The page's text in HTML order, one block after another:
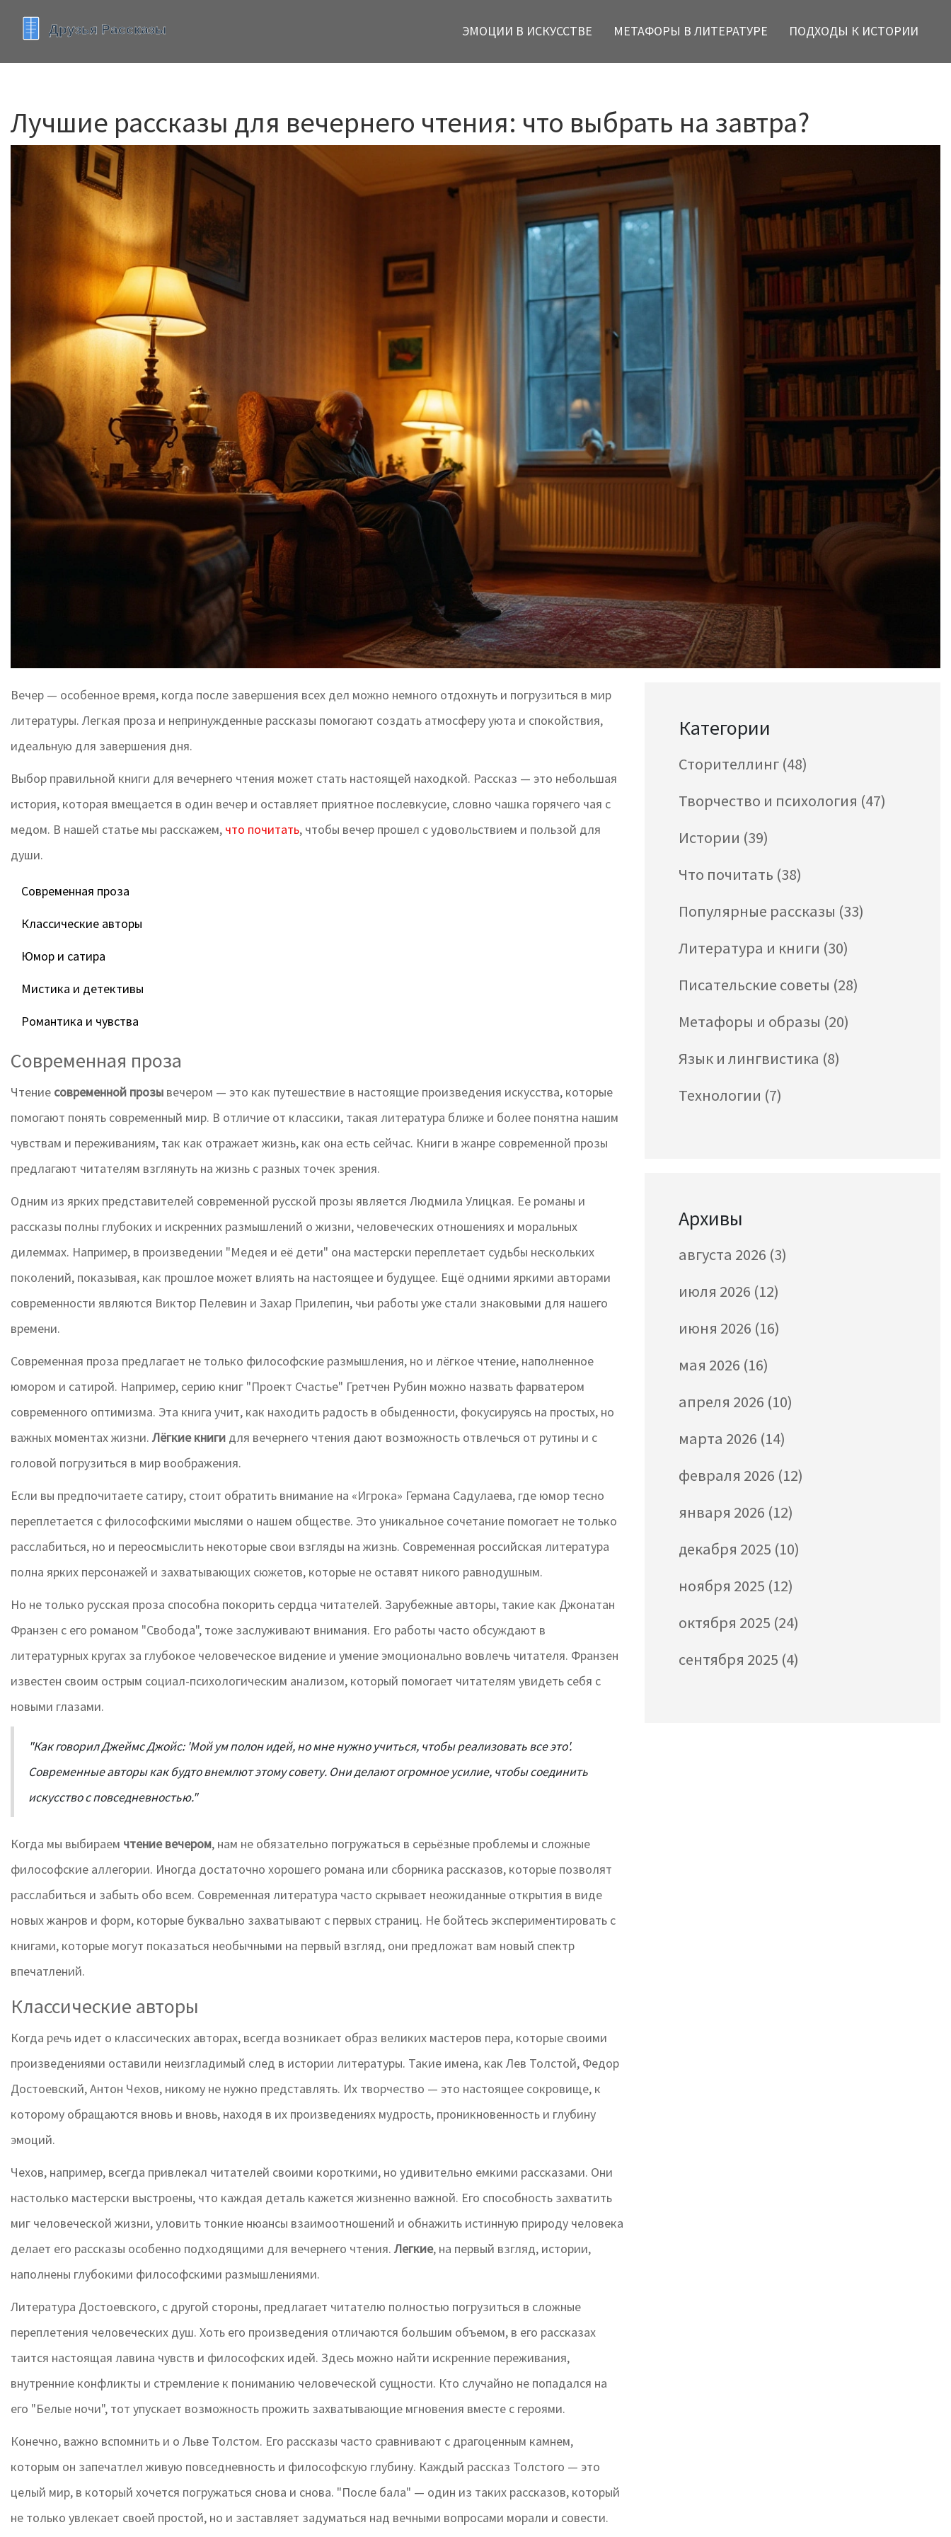
ЭМОЦИИ В ИСКУССТВЕ МЕТАФОРЫ В ЛИТЕРАТУРЕ ПОДХОДЫ К ИСТОРИИ
Лучшие рассказы для вечернего чтения: что выбрать на завтра?
Вечер — особенное время, когда после завершения всех дел можно немного отдохнуть и погрузиться в мир
литературы. Легкая проза и непринужденные рассказы помогают создать атмосферу уюта и спокойствия,
идеальную для завершения дня.
Выбор правильной книги для вечернего чтения может стать настоящей находкой. Рассказ — это небольшая
история, которая вмещается в один вечер и оставляет приятное послевкусие, словно чашка горячего чая с
медом. В нашей статье мы расскажем, что почитать, чтобы вечер прошел с удовольствием и пользой для
души.
Современная проза
Классические авторы
Юмор и сатира
Мистика и детективы
Романтика и чувства
Современная проза
Чтение современной прозы вечером — это как путешествие в настоящие произведения искусства, которые
помогают понять современный мир. В отличие от классики, такая литература ближе и более понятна нашим
чувствам и переживаниям, так как отражает жизнь, как она есть сейчас. Книги в жанре современной прозы
предлагают читателям взглянуть на жизнь с разных точек зрения.
Одним из ярких представителей современной русской прозы является Людмила Улицкая. Ее романы и
рассказы полны глубоких и искренних размышлений о жизни, человеческих отношениях и моральных
дилеммах. Например, в произведении "Медея и её дети" она мастерски переплетает судьбы нескольких
поколений, показывая, как прошлое может влиять на настоящее и будущее. Ещё одними яркими авторами
современности являются Виктор Пелевин и Захар Прилепин, чьи работы уже стали знаковыми для нашего
времени.
Современная проза предлагает не только философские размышления, но и лёгкое чтение, наполненное
юмором и сатирой. Например, серию книг "Проект Счастье" Гретчен Рубин можно назвать фарватером
современного оптимизма. Эта книга учит, как находить радость в обыденности, фокусируясь на простых, но
важных моментах жизни.Лёгкие книги для вечернего чтения дают возможность отвлечься от рутины и с
головой погрузиться в мир воображения.
Если вы предпочитаете сатиру, стоит обратить внимание на «Игрока» Германа Садулаева, где юмор тесно
переплетается с философскими мыслями о нашем обществе. Это уникальное сочетание помогает не только
расслабиться, но и переосмыслить некоторые свои взгляды на жизнь. Современная российская литература
полна ярких персонажей и захватывающих сюжетов, которые не оставят никого равнодушным.
Но не только русская проза способна покорить сердца читателей. Зарубежные авторы, такие как Джонатан
Франзен с его романом "Свобода", тоже заслуживают внимания. Его работы часто обсуждают в
литературных кругах за глубокое человеческое видение и умение эмоционально вовлечь читателя. Франзен
известен своим острым социал-психологическим анализом, который помогает читателям увидеть себя с
новыми глазами.
"Как говорил Джеймс Джойс: 'Мой ум полон идей, но мне нужно учиться, чтобы реализовать все это'.
Современные авторы как будто внемлют этому совету. Они делают огромное усилие, чтобы соединить
искусство с повседневностью."
Когда мы выбираем чтение вечером, нам не обязательно погружаться в серьёзные проблемы и сложные
философские аллегории. Иногда достаточно хорошего романа или сборника рассказов, которые позволят
расслабиться и забыть обо всем. Современная литература часто скрывает неожиданные открытия в виде
новых жанров и форм, которые буквально захватывают с первых страниц. Не бойтесь экспериментировать с
книгами, которые могут показаться необычными на первый взгляд, они предложат вам новый спектр
впечатлений.
Классические авторы
Когда речь идет о классических авторах, всегда возникает образ великих мастеров пера, которые своими
произведениями оставили неизгладимый след в истории литературы. Такие имена, как Лев Толстой, Федор
Достоевский, Антон Чехов, никому не нужно представлять. Их творчество — это настоящее сокровище, к
которому обращаются вновь и вновь, находя в их произведениях мудрость, проникновенность и глубину
эмоций.
Чехов, например, всегда привлекал читателей своими короткими, но удивительно емкими рассказами. Они
настолько мастерски выстроены, что каждая деталь кажется жизненно важной. Его способность захватить
миг человеческой жизни, уловить тонкие нюансы взаимоотношений и обнажить истинную природу человека
делает его рассказы особенно подходящими для вечернего чтения.Легкие, на первый взгляд, истории,
наполнены глубокими философскими размышлениями.
Литература Достоевского, с другой стороны, предлагает читателю полностью погрузиться в сложные
переплетения человеческих душ. Хоть его произведения отличаются большим объемом, в его рассказах
таится настоящая лавина чувств и философских идей. Здесь можно найти искренние переживания,
внутренние конфликты и стремление к пониманию человеческой сущности. Кто случайно не попадался на
его "Белые ночи", тот упускает возможность прожить захватывающие мгновения вместе с героями.
Конечно, важно вспомнить и о Льве Толстом. Его рассказы часто сравнивают с драгоценным камнем,
которым он запечатлел живую повседневность и философскую глубину. Каждый рассказ Толстого — это
целый мир, в который хочется погружаться снова и снова. "После бала" — один из таких рассказов, который
не только увлекает своей простой, но и заставляет задуматься над вечными вопросами морали и совести.
Категории
Сторителлинг (48)
Творчество и психология (47)
Истории (39)
Что почитать (38)
Популярные рассказы (33)
Литература и книги (30)
Писательские советы (28)
Метафоры и образы (20)
Язык и лингвистика (8)
Технологии (7)
Архивы
августа 2026 (3)
июля 2026 (12)
июня 2026 (16)
мая 2026 (16)
апреля 2026 (10)
марта 2026 (14)
февраля 2026 (12)
января 2026 (12)
декабря 2025 (10)
ноября 2025 (12)
октября 2025 (24)
сентября 2025 (4)